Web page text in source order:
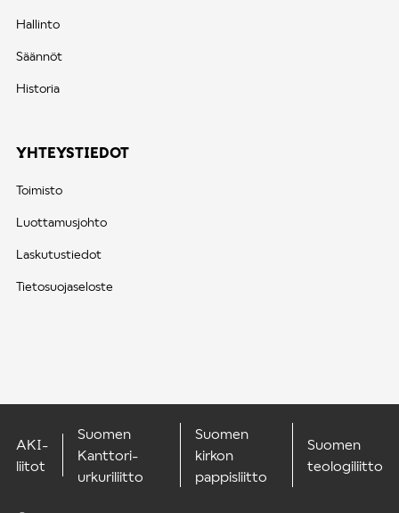
Hallinto
Säännöt
Historia
YHTEYSTIEDOT
Toimisto
Luottamusjohto
Laskutustiedot
Tietosuojaseloste
AKI-
liitot
Suomen
Kanttori-
urkuriliitto
Suomen
kirkon
pappisliitto
Suomen
teologiliitto